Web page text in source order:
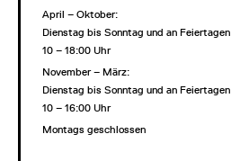
April – Oktober:
Dienstag bis Sonntag und an Feiertagen
10 – 18:00 Uhr
November – März:
Dienstag bis Sonntag und an Feiertagen
10 – 16:00 Uhr
Montags geschlossen